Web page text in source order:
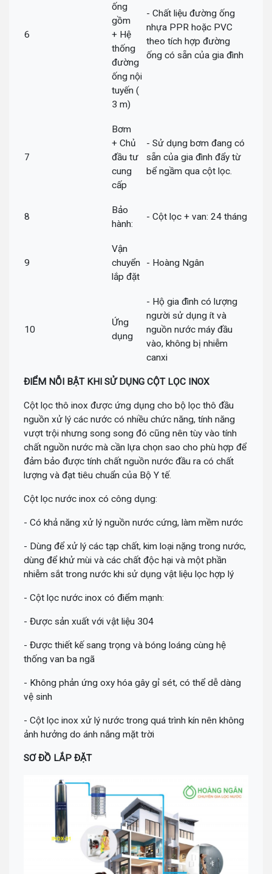
6
ống
gồm
+ Hệ
thống
đường
ống nội
tuyến (
3 m)
- Chất liệu đường ống
nhựa PPR hoặc PVC
theo tích hợp đường
ống có sẵn của gia đình
7
Bơm
+ Chủ
đầu tư
cung
cấp
- Sử dụng bơm đang có
sẵn của gia đình đẩy từ
bể ngầm qua cột lọc.
8
Bảo
hành:
- Cột lọc + van: 24 tháng
9
Vận
chuyển
lắp đặt
- Hoàng Ngân
10
Ứng
dụng
- Hộ gia đình có lượng
người sử dụng ít và
nguồn nước máy đầu
vào, không bị nhiễm
canxi
ĐIỂM NỖI BẬT KHI SỬ DỤNG CỘT LỌC INOX
Cột lọc thô inox được ứng dụng cho bộ lọc thô đầu
nguồn xử lý các nước có nhiều chức năng, tính năng
vượt trội nhưng song song đó cũng nên tùy vào tính
chất nguồn nước mà cần lựa chọn sao cho phù hợp để
đảm bảo được tính chất nguồn nước đầu ra có chất
lượng và đạt tiêu chuẩn của Bộ Y tế.
Cột lọc nước inox có công dụng:
- Có khả năng xử lý nguồn nước cứng, làm mềm nước
- Dùng để xử lý các tạp chất, kim loại nặng trong nước,
dùng để khử mùi và các chất độc hại và một phần
nhiễm sắt trong nước khi sử dụng vật liệu lọc hợp lý
- Cột lọc nước inox có điểm mạnh:
- Được sản xuất với vật liệu 304
- Được thiết kế sang trọng và bóng loáng cùng hệ
thống van ba ngã
- Không phản ứng oxy hóa gây gỉ sét, có thể dễ dàng
vệ sinh
- Cột lọc inox xử lý nước trong quá trình kín nên không
ảnh hưởng do ánh nắng mặt trời
SƠ ĐỒ LẮP ĐẶT